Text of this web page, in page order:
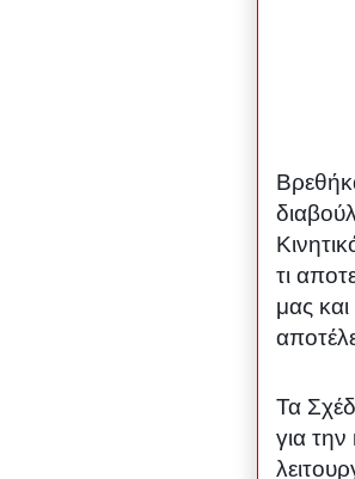
τι
μας
Τα
για